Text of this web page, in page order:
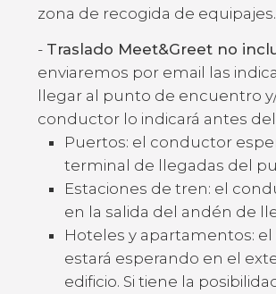
zona de recogida de equipajes.
- Traslado Meet&Greet no
enviaremos por email las
llegar al punto de encuentro
conductor lo indicará antes del
Puertos: el conductor
terminal de llegadas del
Estaciones de tren: el
en la salida del andén de
Hoteles y apartamentos:
estará esperando en el
edificio. Si tiene la